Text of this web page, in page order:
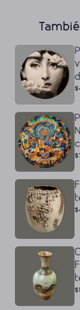
$
$
$
$